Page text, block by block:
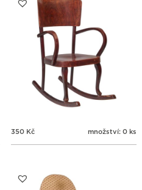
350 Kč množství: 0 ks